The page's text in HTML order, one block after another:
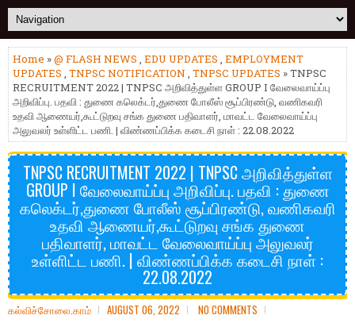
Home »@ FLASH NEWS , EDU UPDATES , EMPLOYMENT
UPDATES , TNPSC NOTIFICATION , TNPSC UPDATES » TNPSC
RECRUITMENT 2022 | TNPSC அறிவித்துள்ள GROUP I வேலைவாய்ப்பு
அறிவிப்பு. பதவி : துணை கலெக்டர்,துணை போலீஸ் சூப்பிரண்டு, வணிகவரி
உதவி ஆணையர்,கூட்டுறவு சங்க துணை பதிவாளர், மாவட்ட வேலைவாய்ப்பு
அலுவலர் உள்ளிட்ட பணி. | விண்ணப்பிக்க கடைசி நாள் : 22.08.2022
TNPSC RECRUITMENT 2022 | TNPSC அறிவித்துள்ள
GROUP I வேலைவாய்ப்பு அறிவிப்பு. பதவி : துணை
கலெக்டர்,துணை போலீஸ் சூப்பிரண்டு, வணிகவரி
உதவி ஆணையர்,கூட்டுறவு சங்க துணை
பதிவாளர், மாவட்ட வேலைவாய்ப்பு அலுவலர்
உள்ளிட்ட பணி. | விண்ணப்பிக்க கடைசி நாள் :
22.08.2022
கல்விச்சோலை.காம் AUGUST 06, 2022 NO COMMENTS